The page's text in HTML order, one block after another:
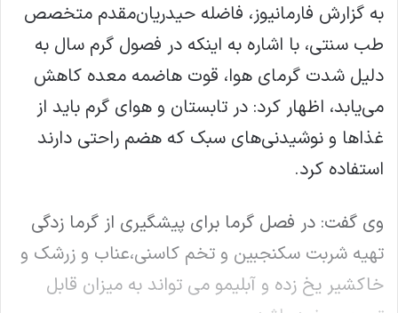
به گزارش فارمانیوز، فاضله حیدریان‌مقدم متخصص
طب سنتی، با اشاره به اینکه در فصول گرم سال به
دلیل شدت گرمای هوا، قوت هاضمه معده کاهش
مییابد، اظهار کرد: در تابستان و هوای گرم باید از
غذاها و نوشیدنیهای سبک که هضم راحتی دارند
استفاده کرد.
وی گفت: در فصل گرما برای پیشگیری از گرما زدگی
تهیه شربت سکنجبین و تخم کاسنی،عناب و زرشک و
خاکشیر یخ زده و آبلیمو می تواند به میزان قابل